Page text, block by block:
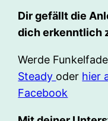
Dir gefällt die
dich erkenntlich
Werde
Steady oder hier
Facebook